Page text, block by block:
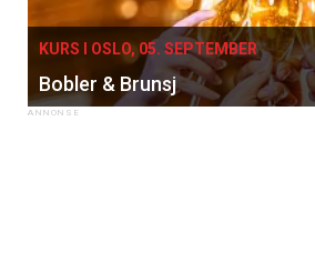
KURS I OSLO, 05. SEPTEMBER
Bobler & Brunsj